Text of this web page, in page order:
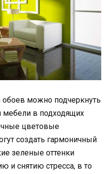
обоев можно подчеркнуть
мебели в подходящих
цветовые
создать гармоничный
зеленые оттенки
и снятию стресса, в то